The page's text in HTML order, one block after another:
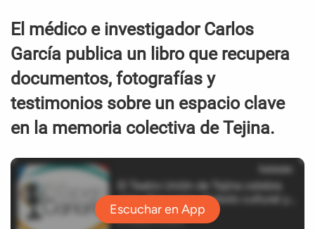
El médico e investigador Carlos
García publica un libro que recupera
documentos, fotografías y
testimonios sobre un espacio clave
en la memoria colectiva de Tejina.